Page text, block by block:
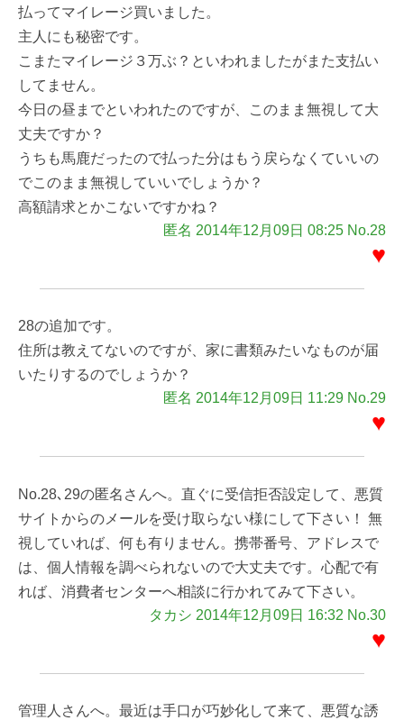
払ってマイレージ買いました。
主人にも秘密です。
こまたマイレージ３万ぶ？といわれましたがまた支払い
してません。
今日の昼までといわれたのですが、このまま無視して大
丈夫ですか？
うちも馬鹿だったので払った分はもう戻らなくていいの
でこのまま無視していいでしょうか？
高額請求とかこないですかね？
匿名 2014年12月09日 08:25 No.28
♥
28の追加です。
住所は教えてないのですが、家に書類みたいなものが届
いたりするのでしょうか？
匿名 2014年12月09日 11:29 No.29
♥
No.28､29の匿名さんへ。直ぐに受信拒否設定して、悪質
サイトからのメールを受け取らない様にして下さい！ 無
視していれば、何も有りません。携帯番号、アドレスで
は、個人情報を調べられないので大丈夫です。心配で有
れば、消費者センターへ相談に行かれてみて下さい。
タカシ 2014年12月09日 16:32 No.30
♥
管理人さんへ。最近は手口が巧妙化して来て、悪質な誘